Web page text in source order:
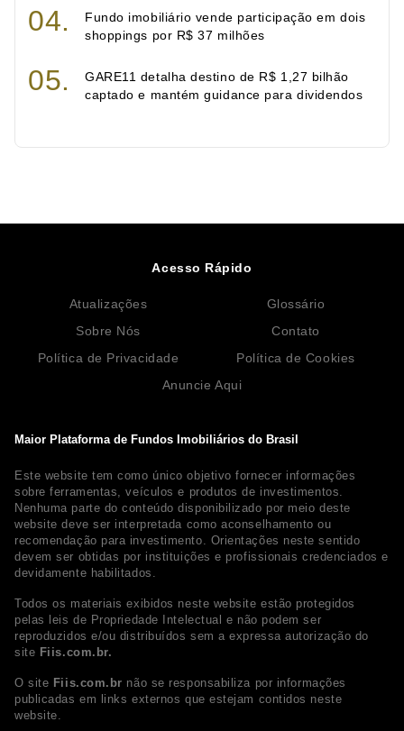
Fundo imobiliário vende participação em dois
shoppings por R$ 37 milhões
GARE11 detalha destino de R$ 1,27 bilhão
captado e mantém guidance para dividendos
Maior Plataforma de Fundos Imobiliários do Brasil
Este website tem como único objetivo fornecer informações
sobre ferramentas, veículos e produtos de investimentos.
Nenhuma parte do conteúdo disponibilizado por meio deste
website deve ser interpretada como aconselhamento ou
recomendação para investimento. Orientações neste sentido
devem ser obtidas por instituições e profissionais credenciados e
devidamente habilitados.
Todos os materiais exibidos neste website estão protegidos
pelas leis de Propriedade Intelectual e não podem ser
reproduzidos e/ou distribuídos sem a expressa autorização do
site Fiis.com.br.
O site Fiis.com.br não se responsabiliza por informações
publicadas em links externos que estejam contidos neste
website.
Acesso Rápido
Atualizações
Glossário
Sobre Nós
Contato
Política de Privacidade
Política de Cookies
Anuncie Aqui